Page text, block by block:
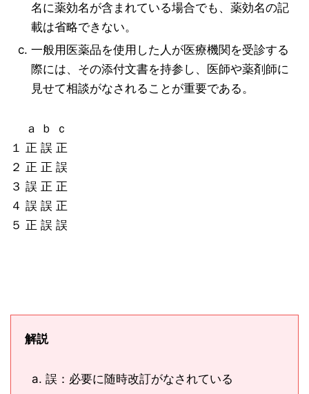
名に薬効名が含まれている場合でも、薬効名の記
載は省略できない。
一般用医薬品を使用した人が医療機関を受診する
際には、その添付文書を持参し、医師や薬剤師に
見せて相談がなされることが重要である。
ａ ｂ ｃ
１ 正 誤 正
２ 正 正 誤
３ 誤 正 正
４ 誤 誤 正
５ 正 誤 誤
解説
誤：必要に随時改訂がなされている